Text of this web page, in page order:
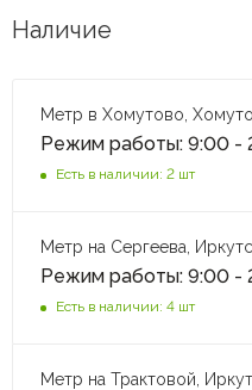
Наличие
Метр в Хомутово,
Режим работы: 9:00 -
Есть в наличии: 2 шт
Метр на Сергеева,
Режим работы: 9:00 -
Есть в наличии: 4 шт
Метр на Трактовой,